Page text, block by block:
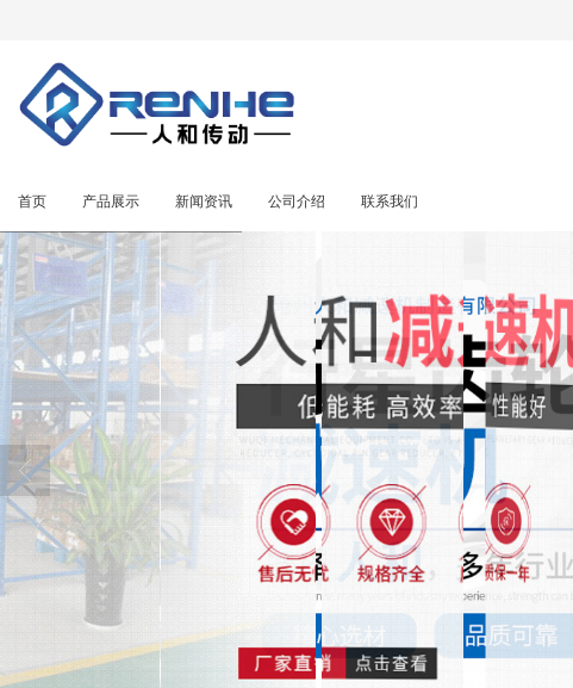
首页 产品展示 新闻资讯 公司介绍 联系我们